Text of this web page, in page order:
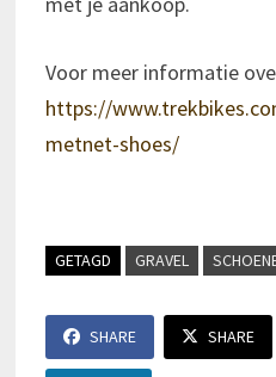
Voor meer informatie
https://
metnet-shoes/
GETAGD GRAVEL
SHARE SHARE